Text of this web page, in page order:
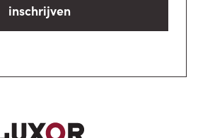
inschrijven